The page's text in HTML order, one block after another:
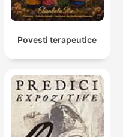
Povesti terapeutice